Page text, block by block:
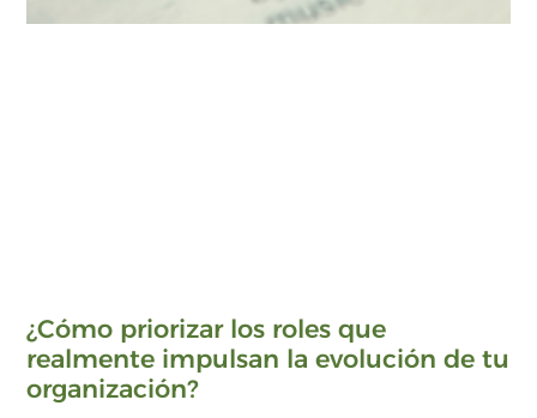
¿Cómo priorizar los roles que
realmente impulsan la evolución de tu
organización?